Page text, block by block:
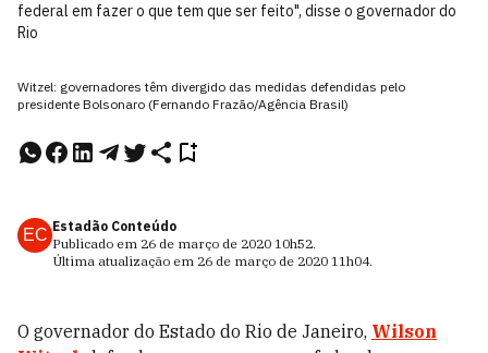
federal em fazer o que tem que ser feito", disse o governador do
Rio
Witzel: governadores têm divergido das medidas defendidas pelo
presidente Bolsonaro (Fernando Frazão/Agência Brasil)
EC Estadão Conteúdo
Publicado em 26 de março de 2020 10h52.
Última atualização em 26 de março de 2020 11h04.
O governador do Estado do Rio de Janeiro, Wilson